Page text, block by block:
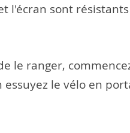
sont
le ranger,
le vélo en